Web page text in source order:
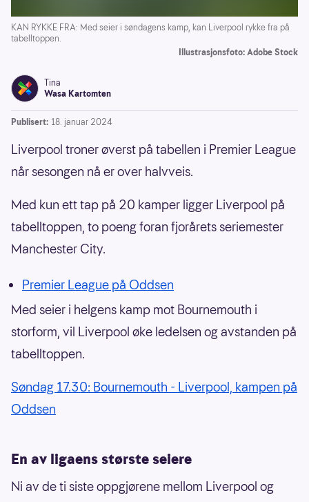
KAN RYKKE FRA: Med seier i søndagens kamp, kan Liverpool rykke fra på
tabelltoppen.
Illustrasjonsfoto: Adobe Stock
Tina
Wasa Kartomten
Publisert: 18. januar 2024
Liverpool troner øverst på tabellen i Premier League
når sesongen nå er over halvveis.
Med kun ett tap på 20 kamper ligger Liverpool på
tabelltoppen, to poeng foran fjorårets seriemester
Manchester City.
Premier League på Oddsen
Med seier i helgens kamp mot Bournemouth i
storform, vil Liverpool øke ledelsen og avstanden på
tabelltoppen.
Søndag 17.30: Bournemouth - Liverpool, kampen på
Oddsen
En av ligaens største seiere
Ni av de ti siste oppgjørene mellom Liverpool og